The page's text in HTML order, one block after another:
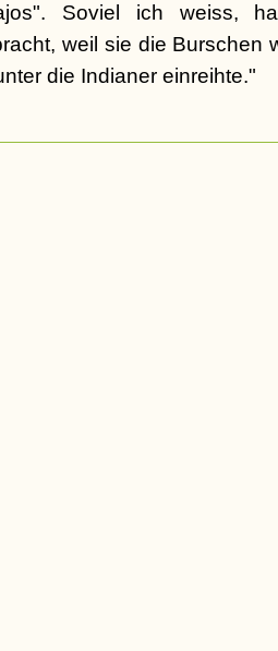
Soviel ich weiss,
weil sie die Burschen
die Indianer einreihte."